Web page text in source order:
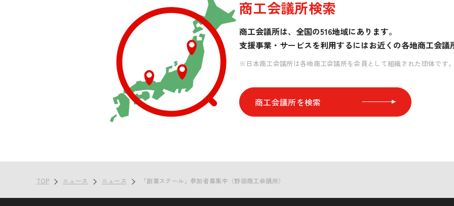
商工会議所検索
商工会議所は、全国の516地域にあります。
支援事業・サービスを利用するにはお近くの各地商工会議
※日本商工会議所は各地商工会議所を会員として組織された団体です。
商工会議所を検索
TOP ニュース ニュース 「創業スクール」参加者募集中（野田商工会議所）